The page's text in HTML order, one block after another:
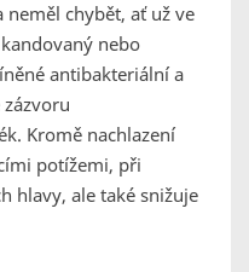
chybět, ať už ve
nebo
antibakteriální a
Kromě nachlazení
potížemi, při
hlavy, ale také snižuje